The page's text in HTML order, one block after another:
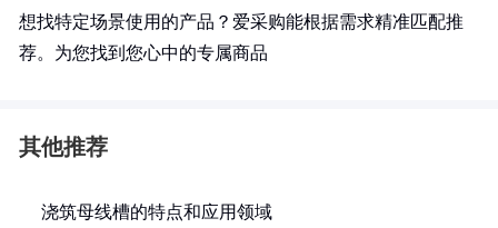
想找特定场景使用的产品？爱采购能根据需求精准匹配推
荐。为您找到您心中的专属商品
其他推荐
浇筑母线槽的特点和应用领域